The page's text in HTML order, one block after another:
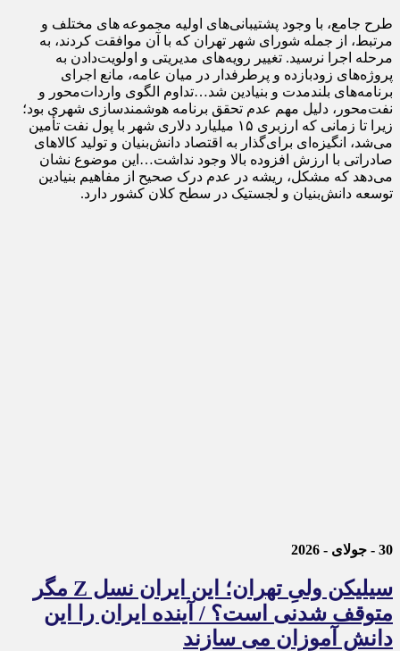
طرح جامع، با وجود پشتیبانی‌های اولیه مجموعه های مختلف و
مرتبط، از جمله شورای شهر تهران که با آن موافقت کردند، به
مرحله اجرا نرسید. تغییر رویه‌های مدیریتی و اولویت‌دادن به
پروژه‌های زودبازده و پرطرفدار در میان عامه، مانع اجرای
برنامه‌های بلندمدت و بنیادین شد…تداوم الگوی واردات‌محور و
نفت‌محور، دلیل مهم عدم تحقق برنامه هوشمندسازی شهری بود؛
زیرا تا زمانی که ارزبری ۱۵ میلیارد دلاری شهر با پول نفت تأمین
می‌شد، انگیزه‌ای برای‌گذار به اقتصاد دانش‌بنیان و تولید کالاهای
صادراتی با ارزش افزوده بالا وجود نداشت…این موضوع نشان
می‌دهد که مشکل، ریشه در عدم درک صحیح از مفاهیم بنیادین
توسعه دانش‌بنیان و لجستیک در سطح کلان کشور دارد.
30 - جولای - 2026
سیلیکن ولیِ تهران؛ این ایران نسل Z مگر
متوقف شدنی است؟ / آینده ایران را این
دانش آموزان می سازند